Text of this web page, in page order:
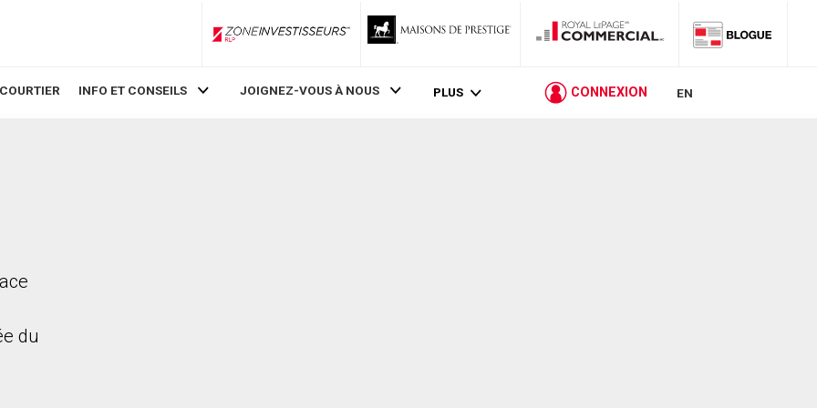
ZoneInvestisseurs RLP
INFO ET CONSEILS JOIGNEZ-VOUS À NOUS PLUS CONNEXION EN
du